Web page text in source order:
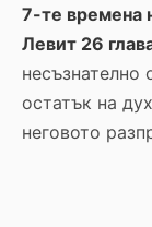
7-те времена
Левит 26
несъзнателно
остатък на
неговото